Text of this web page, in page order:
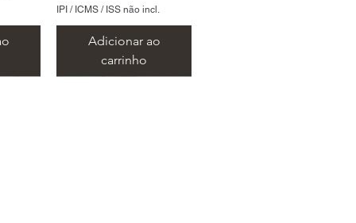
IPI / ICMS / ISS não incl.
Adicionar ao
carrinho